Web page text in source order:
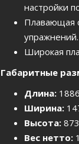
настройки
Плавающая
упражнений.
Широкая
Габаритные
Длина:
Ширина:
Высота:
Вес нетто: